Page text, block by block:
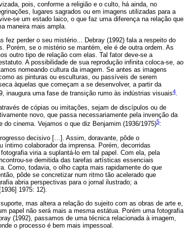
pois, conforme a religião e o culto, há ainda, no
lugares sagrados ou em imagens utilizadas para a
se um estado laico, o que faz uma diferença na relação que
maneira mais ampla.
fez perder o seu mistério... Debray (1992) fala a respeito do
Porém, se o mistério se mantém, ele é de outra ordem. As
outro tipo de relação com elas. Tal fator deve-se a
A possibilidade de sua reprodução infinita coloca-se, ao
nomeando cultura da imagem. Se antes as imagens
as pinturas ou esculturas, ou passíveis de serem
àquelas que começam a se desenvolver, a partir da
inaugura uma fase de transição rumo às indústrias visuais4.
de cópias ou imitações, sejam de discípulos ou de
novo, que passa necessariamente pela invenção da
cinema. Vejamos o que diz Benjamim (1936/1975)5:
decisivo […]. Assim, doravante, pôde o
colaborador da imprensa. Porém, decorridas
viria a suplantá-lo em tal papel. Com ela, pela
se demitida das tarefas artísticas essenciais
Como, todavia, o olho capta mais rapidamente do que
pôde se concretizar num ritmo tão acelerado que
abria perspectivas para o jornal ilustrado; a
1975: 12).
mas altera a relação do sujeito com as obras de arte e,
papel não será mais a mesma estátua. Porém uma fotografia
(1992), passamos de uma técnica relacionada à imagem,
o processo é bem mais impessoal.